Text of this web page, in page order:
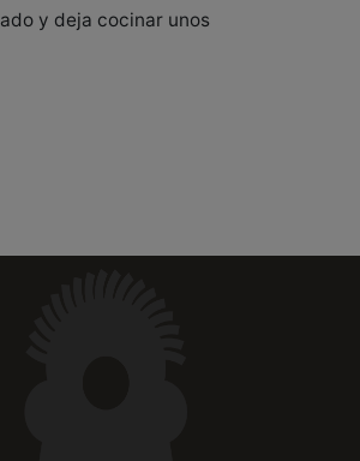
y deja cocinar unos